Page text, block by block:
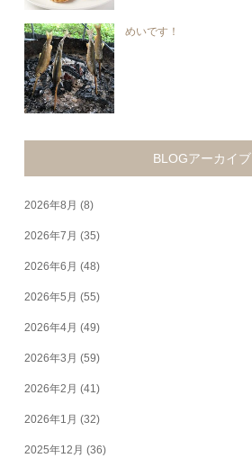
めいです！
BLOGアーカイブ
2026年8月 (8)
2026年7月 (35)
2026年6月 (48)
2026年5月 (55)
2026年4月 (49)
2026年3月 (59)
2026年2月 (41)
2026年1月 (32)
2025年12月 (36)